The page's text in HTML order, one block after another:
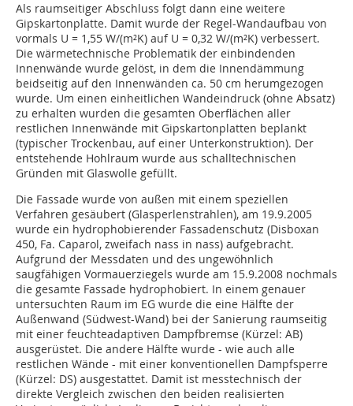
Als raumseitiger Abschluss folgt dann eine weitere
Gipskartonplatte. Damit wurde der Regel-Wandaufbau von
vormals U = 1,55 W/(m²K) auf U = 0,32 W/(m²K) verbessert.
Die wärmetechnische Problematik der einbindenden
Innenwände wurde gelöst, in dem die Innendämmung
beidseitig auf den Innenwänden ca. 50 cm herumgezogen
wurde. Um einen einheitlichen Wandeindruck (ohne Absatz)
zu erhalten wurden die gesamten Oberflächen aller
restlichen Innenwände mit Gipskartonplatten beplankt
(typischer Trockenbau, auf einer Unterkonstruktion). Der
entstehende Hohlraum wurde aus schalltechnischen
Gründen mit Glaswolle gefüllt.
Die Fassade wurde von außen mit einem speziellen
Verfahren gesäubert (Glasperlenstrahlen), am 19.9.2005
wurde ein hydrophobierender Fassadenschutz (Disboxan
450, Fa. Caparol, zweifach nass in nass) aufgebracht.
Aufgrund der Messdaten und des ungewöhnlich
saugfähigen Vormauerziegels wurde am 15.9.2008 nochmals
die gesamte Fassade hydrophobiert. In einem genauer
untersuchten Raum im EG wurde die eine Hälfte der
Außenwand (Südwest-Wand) bei der Sanierung raumseitig
mit einer feuchteadaptiven Dampfbremse (Kürzel: AB)
ausgerüstet. Die andere Hälfte wurde - wie auch alle
restlichen Wände - mit einer konventionellen Dampfsperre
(Kürzel: DS) ausgestattet. Damit ist messtechnisch der
direkte Vergleich zwischen den beiden realisierten